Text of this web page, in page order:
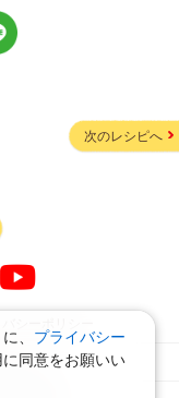
次のレシピへ
ップ
、 プライバシー
同意をお願いい